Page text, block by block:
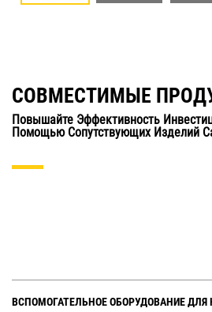
СОВМЕСТИМЫЕ
Повышайте Эффективность
Помощью Сопутствующих Изделий
ВСПОМОГАТЕЛЬНОЕ ОБОРУДОВАНИЕ ДЛЯ